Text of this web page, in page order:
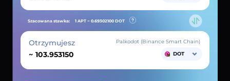
Szacowana stawka: 1 APT ~ 0.69302100 DOT
Otrzymujesz
~
Palkodot (Binance Smart Chain)
DOT